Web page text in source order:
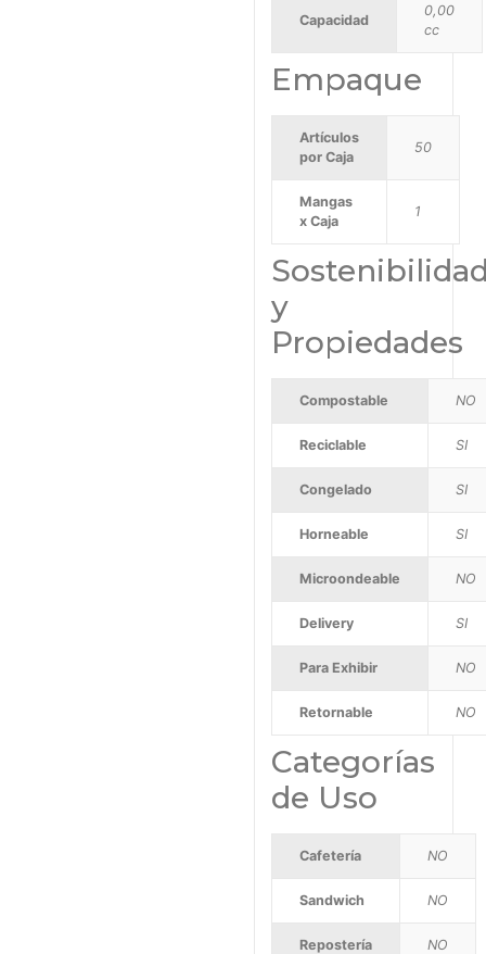
Capacidad
0,00
cc
Empaque
Artículos
por Caja
50
Mangas
x Caja
1
y
Propiedades
Compostable NO
Reciclable SI
Congelado SI
Horneable SI
Microondeable NO
Delivery SI
Para Exhibir NO
Retornable NO
Categorías
de Uso
Cafetería NO
Sandwich NO
Repostería NO